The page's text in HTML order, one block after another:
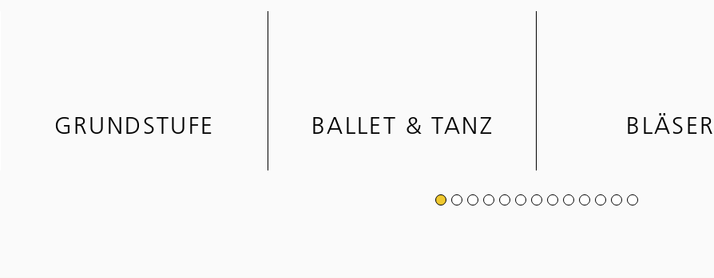
GRUNDSTUFE BALLET & TANZ BLÄSER